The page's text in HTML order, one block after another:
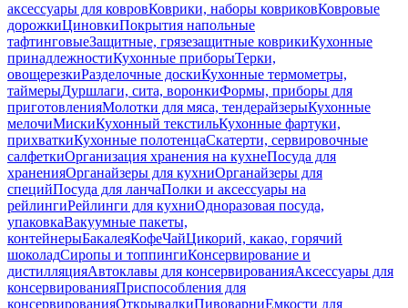
аксессуары для ковровКоврики, наборы ковриковКовровые
дорожкиЦиновкиПокрытия напольные
тафтинговыеЗащитные, грязезащитные коврикиКухонные
принадлежностиКухонные приборыТерки,
овощерезкиРазделочные доскиКухонные термометры,
таймерыДуршлаги, сита, воронкиФормы, приборы для
приготовленияМолотки для мяса, тендерайзерыКухонные
мелочиМискиКухонный текстильКухонные фартуки,
прихваткиКухонные полотенцаСкатерти, сервировочные
салфеткиОрганизация хранения на кухнеПосуда для
храненияОрганайзеры для кухниОрганайзеры для
специйПосуда для ланчаПолки и аксессуары на
рейлингиРейлинги для кухниОдноразовая посуда,
упаковкаВакуумные пакеты,
контейнерыБакалеяКофеЧайЦикорий, какао, горячий
шоколадСиропы и топпингиКонсервирование и
дистилляцияАвтоклавы для консервированияАксессуары для
консервированияПриспособления для
консервированияОткрывалкиПивоварниЕмкости для